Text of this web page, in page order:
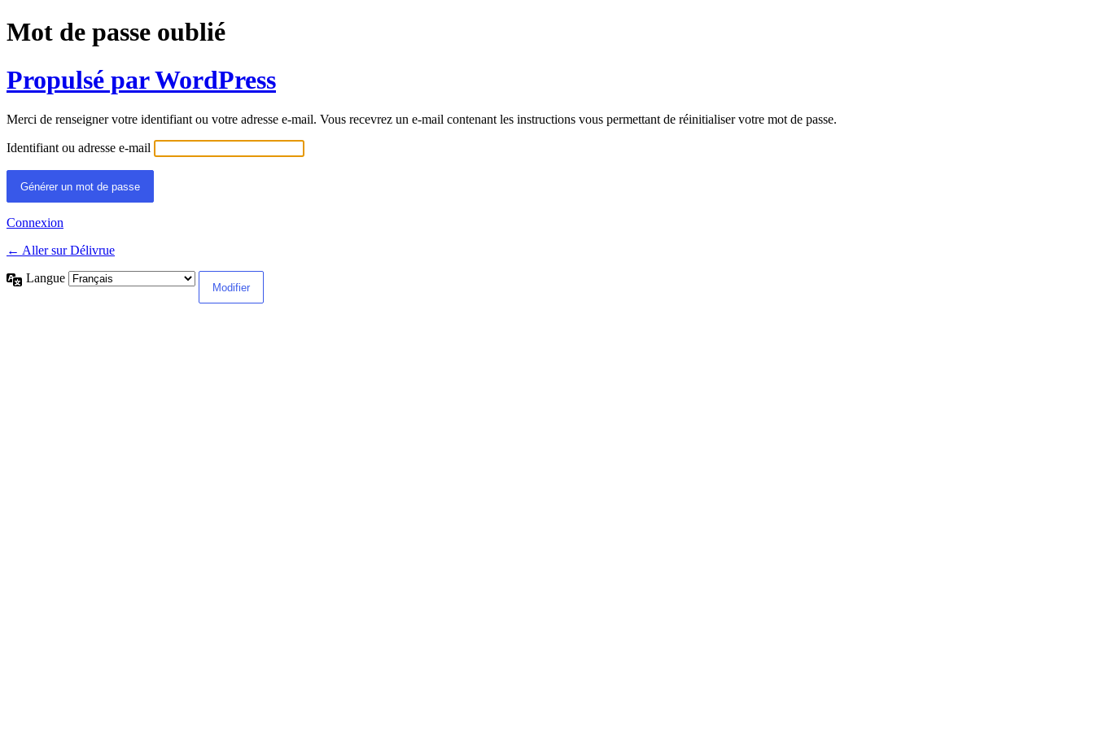
Mot de passe oublié
Propulsé par WordPress
Merci de renseigner votre identifiant ou votre adresse e-mail. Vous recevrez un e-mail contenant les instructions vous permettant de réinitialiser votre mot de passe.
Identifiant ou adresse e-mail
Connexion
← Aller sur Délivrue
Langue